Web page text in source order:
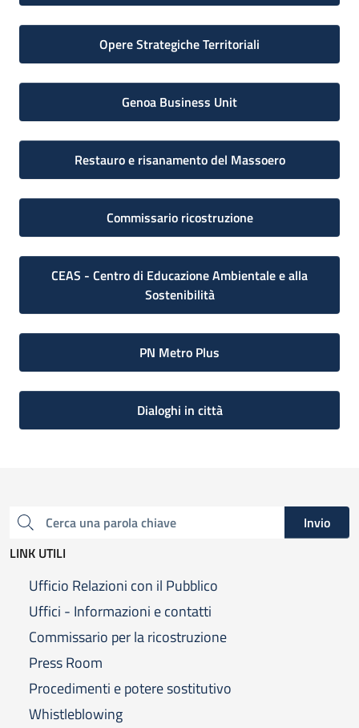
Opere Strategiche Territoriali
Genoa Business Unit
Restauro e risanamento del Massoero
Commissario ricostruzione
CEAS - Centro di Educazione Ambientale e alla
Sostenibilità
PN Metro Plus
Dialoghi in città
Cerca una parola chiave
Invio
LINK UTILI
Ufficio Relazioni con il Pubblico
Uffici - Informazioni e contatti
Commissario per la ricostruzione
Press Room
Procedimenti e potere sostitutivo
Whistleblowing